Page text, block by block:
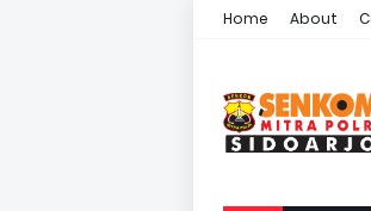
Home About